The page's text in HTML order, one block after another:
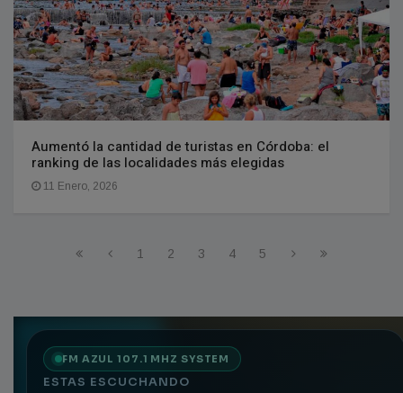
Aumentó la cantidad de turistas en Córdoba: el
ranking de las localidades más elegidas
11 Enero, 2026
1 2 3 4 5